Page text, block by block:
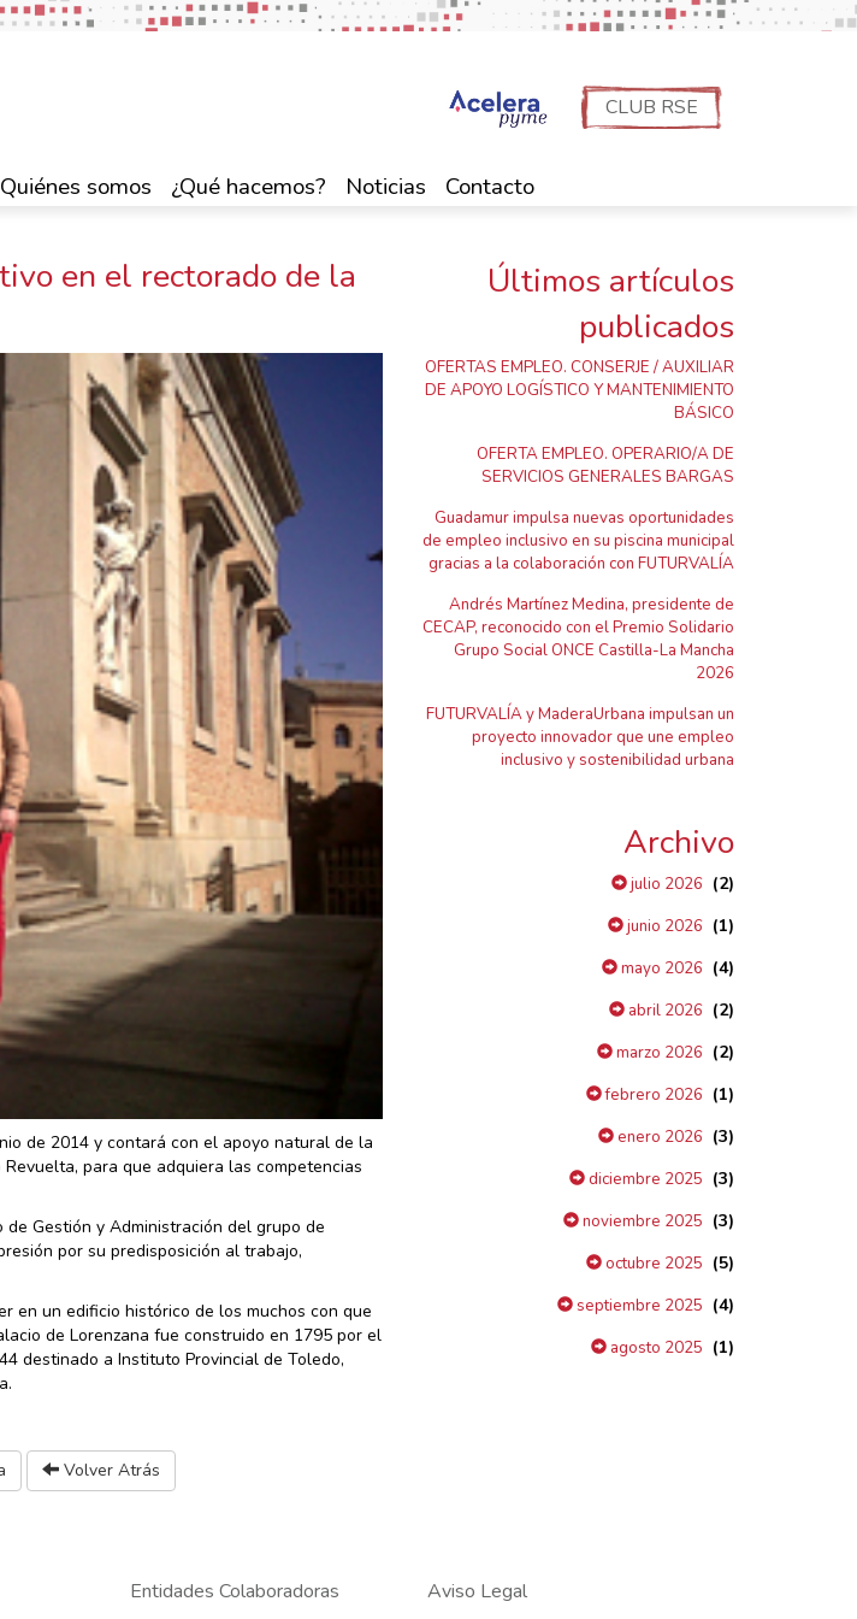
CLUB RSE
Quiénes somos ¿Qué hacemos? Noticias Contacto
en el rectorado de la
de 2014 y contará con el apoyo natural de la
para que adquiera las competencias
Gestión y Administración del grupo de
por su predisposición al trabajo,
en un edificio histórico de los muchos con que
de Lorenzana fue construido en 1795 por el
destinado a Instituto Provincial de Toledo,
Últimos artículos
publicados
OFERTAS EMPLEO. CONSERJE / AUXILIAR
DE APOYO LOGÍSTICO Y MANTENIMIENTO
BÁSICO
OFERTA EMPLEO. OPERARIO/A DE
SERVICIOS GENERALES BARGAS
Guadamur impulsa nuevas oportunidades
de empleo inclusivo en su piscina municipal
gracias a la colaboración con FUTURVALÍA
Andrés Martínez Medina, presidente de
CECAP, reconocido con el Premio Solidario
Grupo Social ONCE Castilla-La Mancha
2026
FUTURVALÍA y MaderaUrbana impulsan un
proyecto innovador que une empleo
inclusivo y sostenibilidad urbana
Archivo
julio 2026 (2)
junio 2026 (1)
mayo 2026 (4)
abril 2026 (2)
marzo 2026 (2)
febrero 2026 (1)
enero 2026 (3)
diciembre 2025 (3)
noviembre 2025 (3)
octubre 2025 (5)
septiembre 2025 (4)
agosto 2025 (1)
Volver Atrás
Entidades Colaboradoras
Aviso Legal